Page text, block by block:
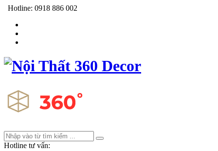
Hotline: 0918 886 002
Hotline tư vấn: